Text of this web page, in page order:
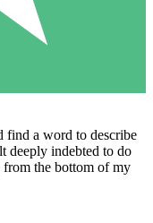
find a word to describe
deeply indebted to do
from the bottom of my